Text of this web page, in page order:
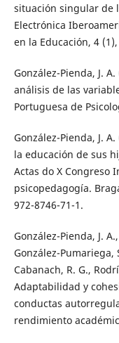
situación singular de
Electrónica
en la Educación, 4
González-Pienda, J.
análisis de las
Portuguesa de
González-Pienda, J.
la educación de sus
Actas do X Congreso
psicopedagogía.
972-8746-71-1.
González-Pienda, J.
González-Pumariega,
Cabanach, R. G.,
Adaptabilidad y
conductas
rendimiento